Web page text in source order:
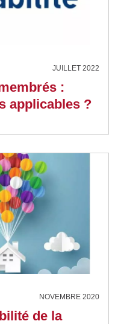
JUILLET 2022
:
applicables ?
NOVEMBRE 2020
de la